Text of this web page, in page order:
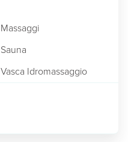
Massaggi
Sauna
Vasca Idromassaggio